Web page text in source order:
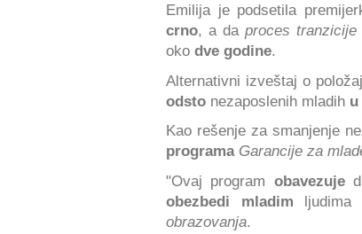
Emilija je podsetila
crno, a da proces tranzicije
oko dve godine.
Alternativni izveštaj o
odsto nezaposlenih mladih u
Kao rešenje za smanjenje
programa Garancije za
"Ovaj program obavezuje
obezbedi mladim ljudima
obrazovanja.